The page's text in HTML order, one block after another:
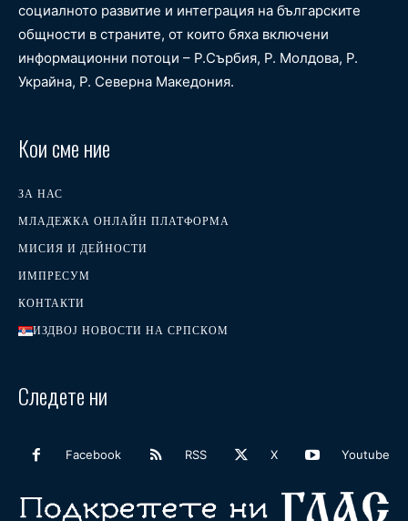
социалното развитие и интеграция на българските
общности в страните, от които бяха включени
информационни потоци – Р.Сърбия, Р. Молдова, Р.
Украйна, Р. Северна Македония.
Кои сме ние
ЗА НАС
МЛАДЕЖКА ОНЛАЙН ПЛАТФОРМА
МИСИЯ И ДЕЙНОСТИ
ИМПРЕСУМ
КОНТАКТИ
ИЗДВОЈ НОВОСТИ НА СРПСКОМ
Следете ни
Facebook RSS X Youtube